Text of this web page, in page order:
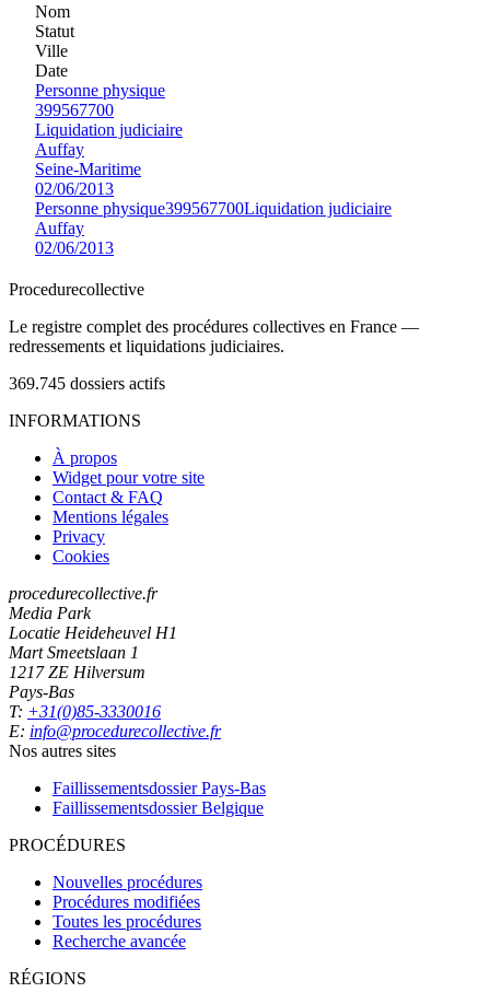
Nom
Statut
Ville
Date
Personne physique
399567700
Liquidation judiciaire
Auffay
Seine-Maritime
02/06/2013
Personne physique399567700Liquidation judiciaire
Auffay
02/06/2013
Procedurecollective
Le registre complet des procédures collectives en France —
redressements et liquidations judiciaires.
369.745 dossiers actifs
INFORMATIONS
À propos
Widget pour votre site
Contact & FAQ
Mentions légales
Privacy
Cookies
procedurecollective.fr
Media Park
Locatie Heideheuvel H1
Mart Smeetslaan 1
1217 ZE Hilversum
Pays-Bas
T: +31(0)85-3330016
E: info@procedurecollective.fr
Nos autres sites
Faillissementsdossier Pays-Bas
Faillissementsdossier Belgique
PROCÉDURES
Nouvelles procédures
Procédures modifiées
Toutes les procédures
Recherche avancée
RÉGIONS